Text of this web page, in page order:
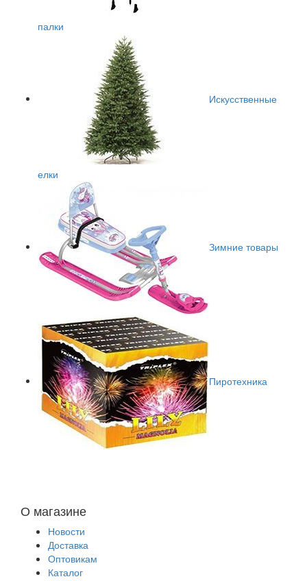
палки
Искусственные
елки
Зимние товары
Пиротехника
О магазине
Новости
Доставка
Оптовикам
Каталог